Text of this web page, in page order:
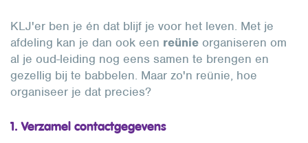
KLJ'er ben je én dat blijf je voor het leven. Met je
afdeling kan je dan ook een reünie organiseren om
al je oud-leiding nog eens samen te brengen en
gezellig bij te babbelen. Maar zo'n reünie, hoe
organiseer je dat precies?
1. Verzamel contactgegevens